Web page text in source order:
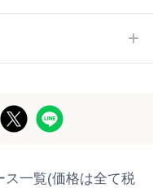
ス一覧(価格は全て税